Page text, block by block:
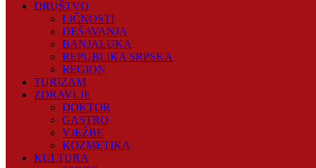
DRUŠTVO
LIČNOSTI
DEŠAVANJA
BANJALUKA
REPUBLIKA SRPSKA
REGION
TURIZAM
ZDRAVLJE
DOKTOR
GASTRO
VJEŽBE
KOZMETIKA
KULTURA